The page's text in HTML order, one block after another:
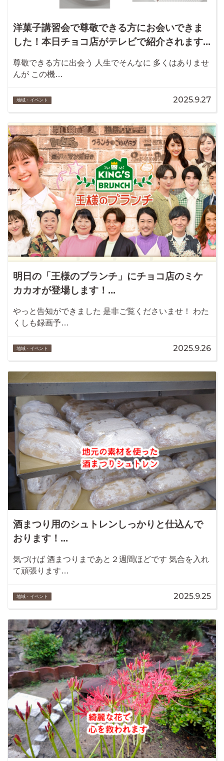
洋菓子講習会で尊敬できる方にお会いできま
した！本日チョコ店がテレビで紹介されます...
尊敬できる方に出会う 人生でそんなに 多くはありませ
んが この機…
地域・イベント 2025.9.27
明日の「王様のブランチ」にチョコ店のミケ
カカオが登場します！...
やっと告知ができました 是非ご覧くださいませ！ わた
くしも録画予…
地域・イベント 2025.9.26
酒まつり用のシュトレンしっかりと仕込んで
おります！...
気づけば 酒まつりまであと２週間ほどです 気合を入れ
て頑張ります…
地域・イベント 2025.9.25